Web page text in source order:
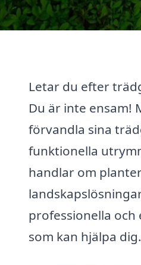
Letar du efter
Du är inte ensam!
förvandla sina
funktionella
handlar om
professionella
som kan hjälpa dig.